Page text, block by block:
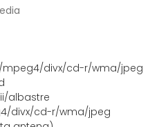
divx/cd-r/wma/jpeg
albastre
divx/cd-r/wma/jpeg